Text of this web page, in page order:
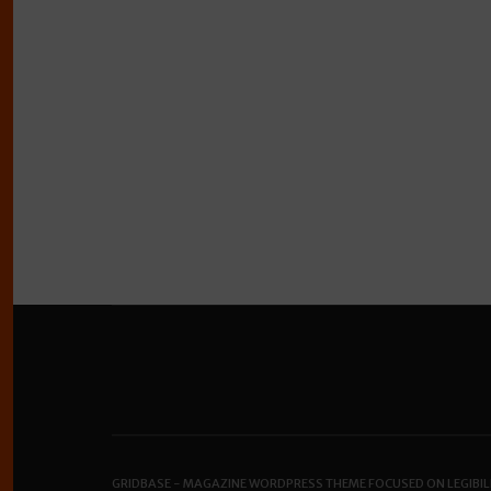
GRIDBASE - MAGAZINE WORDPRESS THEME FOCUSED ON